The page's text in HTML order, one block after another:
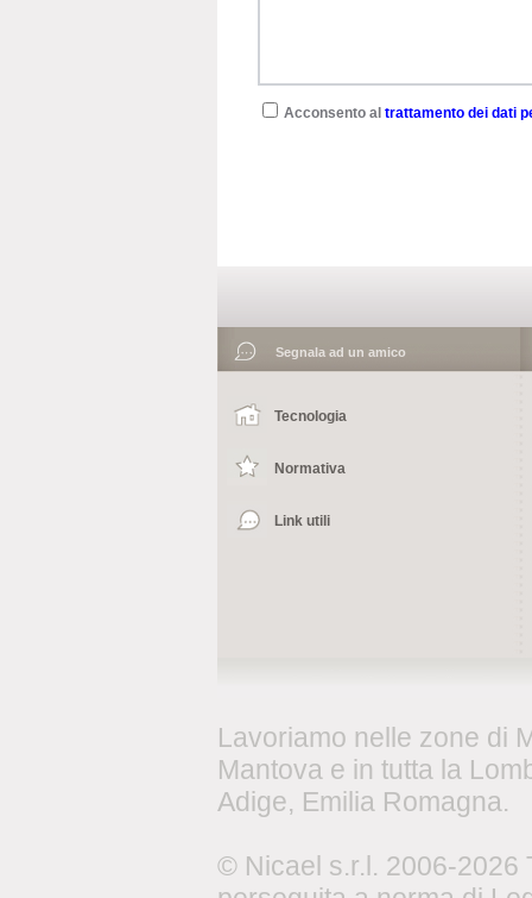
Acconsento al trattamento dei dati
Segnala ad un amico
Tecnologia
Normativa
Link utili
Lavoriamo nelle zone di
Mantova e in tutta la
Adige, Emilia Romagna.
© Nicael s.r.l. 2006-2026